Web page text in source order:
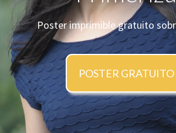
Poster imprimible gratuito
POSTER GRATUITO